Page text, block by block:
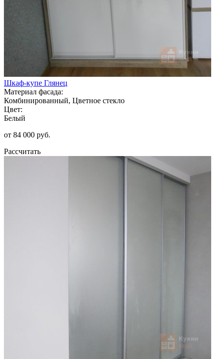
Шкаф-купе Глянец
Материал фасада:
Комбинированный, Цветное стекло
Цвет:
Белый
от 84 000 руб.
Рассчитать